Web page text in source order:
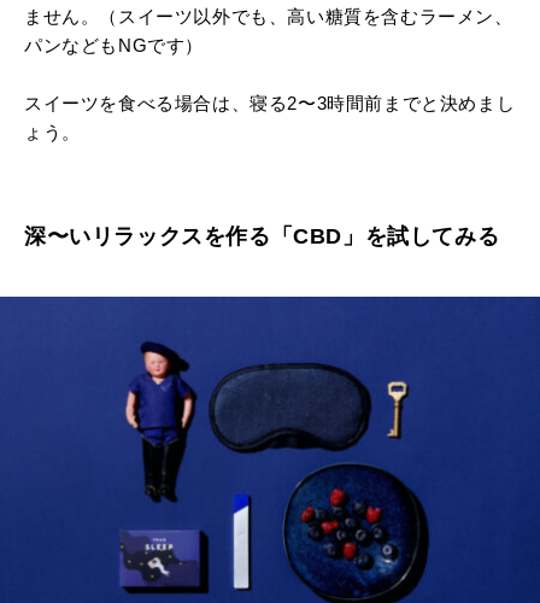
ません。（スイーツ以外でも、高い糖質を含むラーメン、
パンなどもNGです）
スイーツを食べる場合は、寝る2〜3時間前までと決めまし
ょう。
深〜いリラックスを作る「CBD」を試してみる